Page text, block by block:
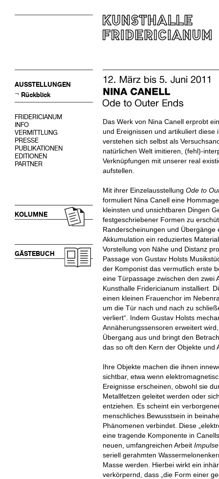
AUSSTELLUNGEN
Rückblick
FRIDERICIANUM
INFO
VERMITTLUNG
PRESSE
PUBLIKATIONEN
EDITIONEN
PARTNER
KOLUMNE
GÄSTEBUCH
Das Werk von Nina Canell erprobt
und Ereignissen und artikuliert
verstehen sich selbst als
natürlichen Welt imitieren, (fehl)-
Verknüpfungen mit unserer real
aufstellen.
Mit ihrer Einzelausstellung Ode to
formuliert Nina Canell eine
kleinsten und unsichtbaren Dingen
festgeschriebener Formen zu
Randerscheinungen und
Akkumulation ein reduziertes
Vorstellung von Nähe und Distanz
Passage von Gustav Holsts
der Komponist das vermutlich erste
eine Türpassage zwischen den zwei
Kunsthalle Fridericianum installiert.
einen kleinen Frauenchor im
um die Tür nach und nach zu
verliert“. Indem Gustav Holsts
Annäherungssensoren erweitert
Übergang aus und bringt den
das so oft den Kern der Objekte und
Ihre Objekte machen die ihnen
sichtbar, etwa wenn
Ereignisse erscheinen, obwohl sie
Metallfetzen geleitet werden oder
entziehen. Es scheint ein
menschliches Bewusstsein in
Phänomenen verbindet. Diese
eine tragende Komponente in
neuen, umfangreichen Arbeit
seriell gerahmten
Masse werden. Hierbei wirkt ein
verkörpernd, dass „die Form einer